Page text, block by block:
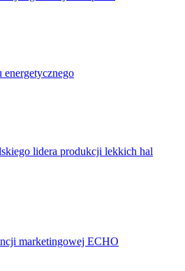
lidera produkcji lekkich hal
marketingowej ECHO